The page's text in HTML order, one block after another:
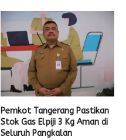
Pemkot Tangerang Pastikan
Stok Gas Elpiji 3 Kg Aman di
Seluruh Pangkalan